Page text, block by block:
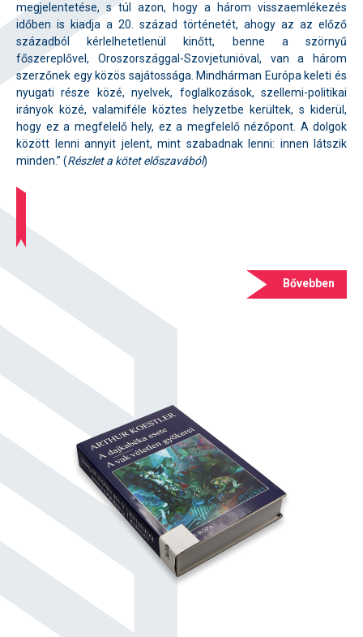
megjelentetése, s túl azon, hogy a három visszaemlékezés
időben is kiadja a 20. század történetét, ahogy az az előző
századból kérlelhetetlenül kinőtt, benne a szörnyű
főszereplővel, Oroszországgal-Szovjetunióval, van a három
szerzőnek egy közös sajátossága. Mindhárman Európa keleti és
nyugati része közé, nyelvek, foglalkozások, szellemi-politikai
irányok közé, valamiféle köztes helyzetbe kerültek, s kiderül,
hogy ez a megfelelő hely, ez a megfelelő nézőpont. A dolgok
között lenni annyit jelent, mint szabadnak lenni: innen látszik
minden.” (Részlet a kötet előszavából)
Bővebben